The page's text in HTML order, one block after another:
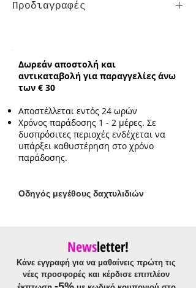
Προδιαγραφές
Ενδεικτικό μήκος:30cm
Ενδεικτικό μέγεθος
διακοσμητικού:
Δωρεάν αποστολή και
αντικαταβολή για παραγγελίες άνω
των € 30
Αποστέλλεται εντός 24 ωρών
Χρόνος παράδοσης 1 - 2 μέρες. Σε
δυσπρόσιτες περιοχές ενδέχεται να
υπάρξει καθυστέρηση στο χρόνο
παράδοσης.
Οδηγός μεγέθους δαχτυλιδιών
Newsletter!
Κάνε εγγραφή για να μαθαίνεις πρώτη τις
νέες προσφορές και κέρδισε επιπλέον